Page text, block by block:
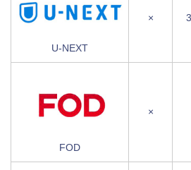
U-NEXT
×
FOD
×